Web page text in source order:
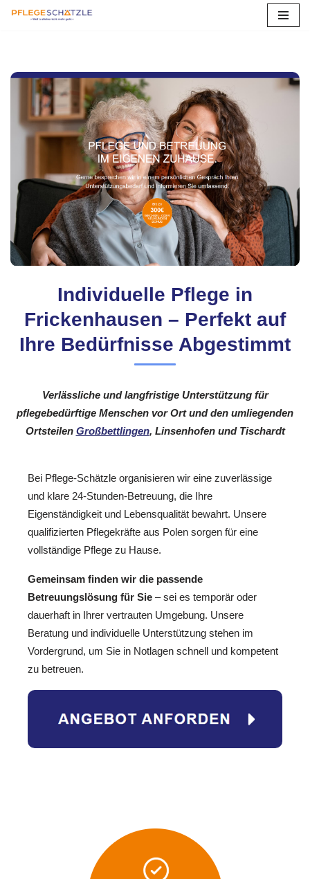
springen
Individuelle Pflege in
Frickenhausen – Perfekt auf
Ihre Bedürfnisse Abgestimmt
Verlässliche und langfristige Unterstützung für
pflegebedürftige Menschen vor Ort und den umliegenden
Ortsteilen Großbettlingen, Linsenhofen und Tischardt
Bei Pflege-Schätzle organisieren wir eine zuverlässige
und klare 24-Stunden-Betreuung, die Ihre
Eigenständigkeit und Lebensqualität bewahrt. Unsere
qualifizierten Pflegekräfte aus Polen sorgen für eine
vollständige Pflege zu Hause.
Gemeinsam finden wir die passende
Betreuungslösung für Sie – sei es temporär oder
dauerhaft in Ihrer vertrauten Umgebung. Unsere
Beratung und individuelle Unterstützung stehen im
Vordergrund, um Sie in Notlagen schnell und kompetent
zu betreuen.